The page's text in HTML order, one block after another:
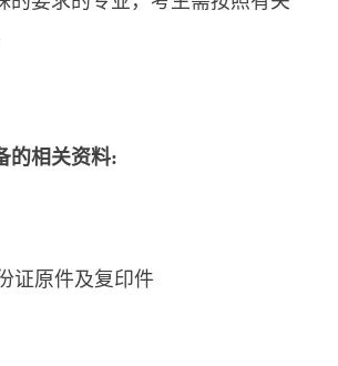
的相关资料:
原件及复印件